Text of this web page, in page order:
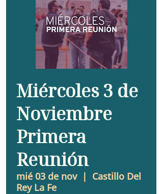
Miércoles 3 de
Noviembre
Primera
Reunión
mié 03 de nov
  |
Castillo Del
Rey La Fe